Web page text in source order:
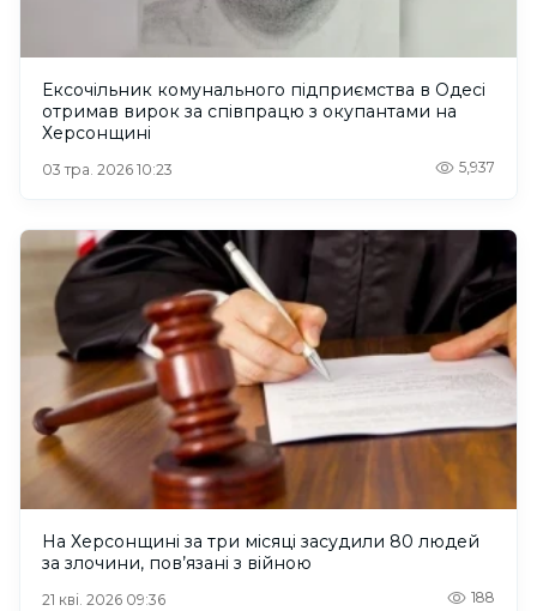
Ексочільник комунального підприємства в Одесі
отримав вирок за співпрацю з окупантами на
Херсонщині
03 тра. 2026 10:23 5,937
На Херсонщині за три місяці засудили 80 людей
за злочини, пов’язані з війною
21 кві. 2026 09:36 188